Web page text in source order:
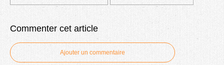
Commenter cet article
Ajouter un commentaire